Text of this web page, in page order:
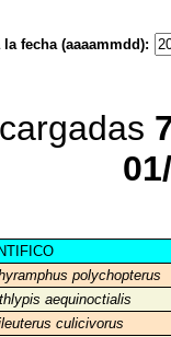
la fecha (aaaammdd):
polychopterus
aequinoctialis
culicivorus